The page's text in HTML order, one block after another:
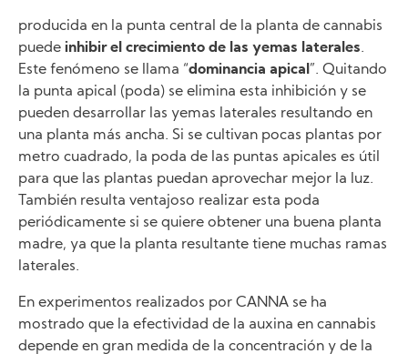
producida en la punta central de la planta de cannabis
puede inhibir el crecimiento de las yemas laterales.
Este fenómeno se llama “dominancia apical ”. Quitando
la punta apical (poda) se elimina esta inhibición y se
pueden desarrollar las yemas laterales resultando en
una planta más ancha. Si se cultivan pocas plantas por
metro cuadrado, la poda de las puntas apicales es útil
para que las plantas puedan aprovechar mejor la luz.
También resulta ventajoso realizar esta poda
periódicamente si se quiere obtener una buena planta
madre, ya que la planta resultante tiene muchas ramas
laterales.
En experimentos realizados por CANNA se ha
mostrado que la efectividad de la auxina en cannabis
depende en gran medida de la concentración y de la